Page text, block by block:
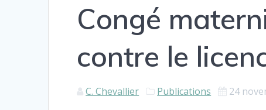
Congé
contre le
C. Chevallier Publications 24